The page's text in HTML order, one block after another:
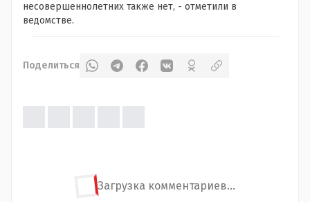
несовершеннолетних также нет, - отметили в
ведомстве.
Поделиться
Загрузка комментариев...